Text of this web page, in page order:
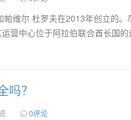
维尔·杜罗夫在2013年创立的
营中心位于阿拉伯联合酋长国
吗？
0评论